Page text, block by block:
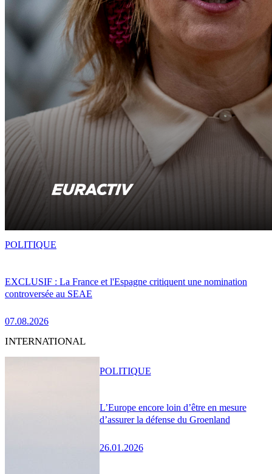
EXCLUSIF : La France et l'Espagne critiquent une nomination
controversée au SEAE
07.08.2026
POLITIQUE
INTERNATIONAL
L’Europe encore loin d’être en mesure
d’assurer la défense du Groenland
26.01.2026
POLITIQUE